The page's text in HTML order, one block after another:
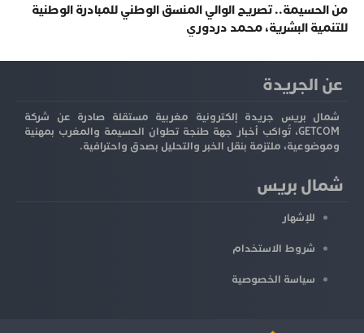
من الحسيمة.. تصريح الوالي المنسق الوطني للمبادرة الوطنية
للتنمية البشرية، محمد دردوري
عن الجريدة
شمال بريس جريدة إلكترونية مغربية مستقلة صادرة عن شركة
GETCOM، تُواكب أخبار جهة طنجة تطوان الحسيمة والمغرب بمهنية
وموضوعية، ملتزمة بنقل الخبر والتحليل بصدق واحترافية.
شمال بريس
للإشهار
شروط الاستخدام
سياسة الخصوصية